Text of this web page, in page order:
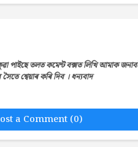
পাইছে তলত কমেন্ট বক্সত লিখি আমাক
শ্বেয়াৰ কৰি দিব । ধন্যবাদ
a Comment (0)